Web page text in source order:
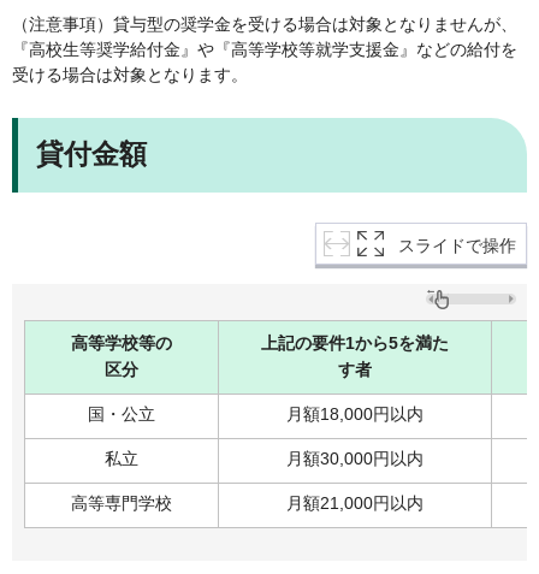
（注意事項）貸与型の奨学金を受ける場合は対象となりませんが、
『高校生等奨学給付金』や『高等学校等就学支援金』などの給付を
受ける場合は対象となります。
貸付金額
スライドで操作
高等学校等の
区分
上記の要件1から5を満た
す者
国・公立 月額18,000円以内
私立 月額30,000円以内
高等専門学校 月額21,000円以内